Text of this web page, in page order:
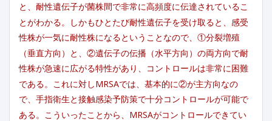
と、耐性遺伝子が菌株間で非常に高頻度に伝達されているこ
とがわかる。しかもひとたび耐性遺伝子を受け取ると、感受
性株が一気に耐性株になるということなので、①分裂増殖
（垂直方向）と、②遺伝子の伝播（水平方向）の両方向で耐
性株が急速に広がる特性があり、コントロールは非常に困難
である。これに対しMRSAでは、基本的に②が主方向なの
で、手指衛生と接触感染予防策で十分コントロールが可能で
ある。こういったことから、MRSAがコントロールできてい